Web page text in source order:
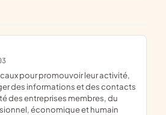
des informations et des contacts
des entreprises membres, du
économique et humain